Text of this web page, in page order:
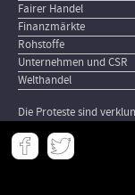
Fairer Handel
Finanzmärkte
Rohstoffe
Unternehmen und CSR
Welthandel
Die Proteste sind
Meta
-